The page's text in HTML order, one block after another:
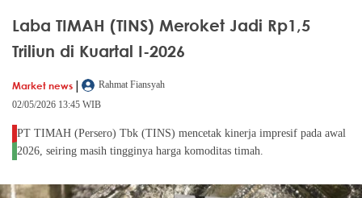
Laba TIMAH (TINS) Meroket Jadi Rp1,5
Triliun di Kuartal I-2026
Market news |
Rahmat Fiansyah
02/05/2026 13:45 WIB
PT TIMAH (Persero) Tbk (TINS) mencetak kinerja impresif pada awal
2026, seiring masih tingginya harga komoditas timah.